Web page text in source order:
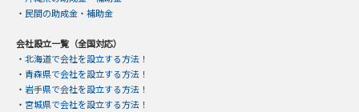
・ 民間の助成金・補助金
会社設立一覧（全国対応）
・ 北海道で会社を設立する方法！
・ 青森県で会社を設立する方法！
・ 岩手県で会社を設立する方法！
・ 宮城県で会社を設立する方法！